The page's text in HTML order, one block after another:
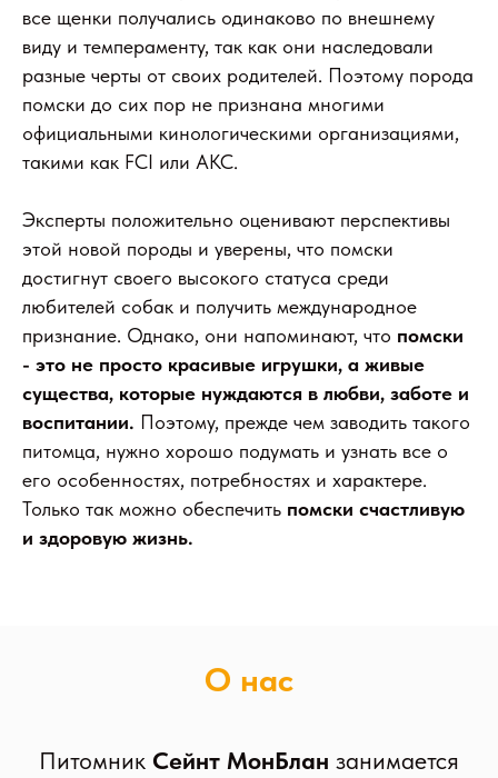
все щенки получались одинаково по внешнему
виду и темпераменту, так как они наследовали
разные черты от своих родителей. Поэтому порода
помски до сих пор не признана многими
официальными кинологическими организациями,
такими как FCI или AKC.
Эксперты положительно оценивают перспективы
этой новой породы и уверены, что помски
достигнут своего высокого статуса среди
любителей собак и получить международное
признание. Однако, они напоминают, что помски
- это не просто красивые игрушки, а живые
существа, которые нуждаются в любви, заботе и
воспитании. Поэтому, прежде чем заводить такого
питомца, нужно хорошо подумать и узнать все о
его особенностях, потребностях и характере.
Только так можно обеспечить помски счастливую
и здоровую жизнь.
О нас
Питомник Сейнт МонБлан занимается